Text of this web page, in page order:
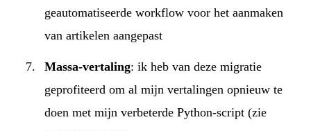
geautomatiseerde workflow voor het aanmaken
van artikelen aangepast
Massa-vertaling: ik heb van deze migratie
geprofiteerd om al mijn vertalingen opnieuw te
doen met mijn verbeterde Python-script (zie